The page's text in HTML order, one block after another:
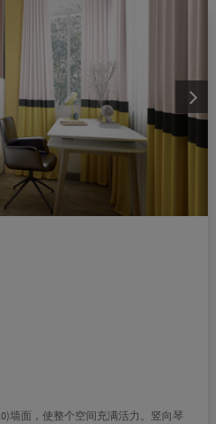
墙面，使整个空间充满活力。竖向琴